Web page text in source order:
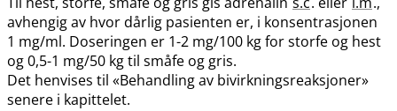
avhengig av hvor dårlig pasienten er, i konsentrasjonen
1 mg​/​ml. Doseringen er 1-2 mg/100 kg for storfe og hest
og 0,5-1 mg/50 kg til småfe og gris.
Det henvises til «Behandling av bivirkningsreaksjoner»
senere i kapittelet.